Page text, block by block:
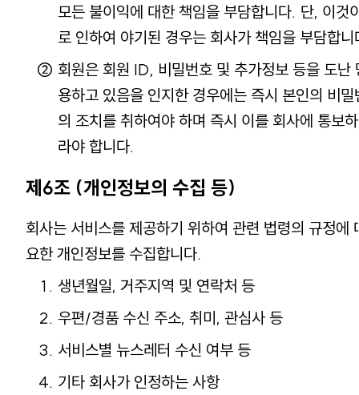
모든 불이익에 대한 책임을 부담합니다. 단, 이것
로 인하여 야기된 경우는 회사가 책임을 부담합니
회원은 회원 ID, 비밀번호 및 추가정보 등을 도난
용하고 있음을 인지한 경우에는 즉시 본인의 비
의 조치를 취하여야 하며 즉시 이를 회사에 통보
라야 합니다.
제6조 (개인정보의 수집 등)
회사는 서비스를 제공하기 위하여 관련 법령의 규정에
요한 개인정보를 수집합니다.
생년월일, 거주지역 및 연락처 등
우편/경품 수신 주소, 취미, 관심사 등
서비스별 뉴스레터 수신 여부 등
기타 회사가 인정하는 사항